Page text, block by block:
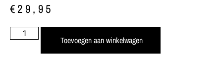
€29,95
Toevoegen aan winkelwagen